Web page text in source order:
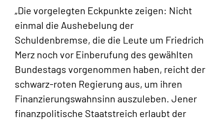
„Die vorgelegten Eckpunkte zeigen: Nicht
einmal die Aushebelung der
Schuldenbremse, die die Leute um Friedrich
Merz noch vor Einberufung des gewählten
Bundestags vorgenommen haben, reicht der
schwarz-roten Regierung aus, um ihren
Finanzierungswahnsinn auszuleben. Jener
finanzpolitische Staatstreich erlaubt der